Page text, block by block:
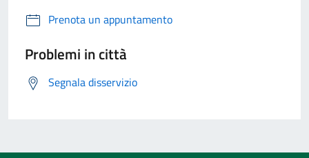
Prenota un appuntamento
Problemi in città
Segnala disservizio